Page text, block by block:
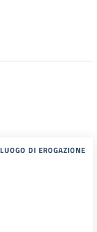
LUOGO DI EROGAZIONE